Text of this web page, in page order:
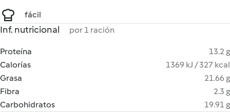
fácil
Inf. nutricional por 1 ración
Proteína
13.2 g
Calorías
1369 kJ / 327 kcal
Grasa
21.66 g
Fibra
2.3 g
Carbohidratos
19.91 g